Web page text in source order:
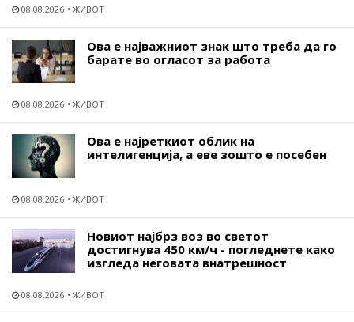
08.08.2026 ЖИВОТ
Ова е најважниот знак што треба да го
барате во огласот за работа
08.08.2026 ЖИВОТ
Ова е најреткиот облик на
интелигенција, а еве зошто е посебен
08.08.2026 ЖИВОТ
Новиот најбрз воз во светот
достигнува 450 км/ч - погледнете како
изгледа неговата внатрешност
08.08.2026 ЖИВОТ